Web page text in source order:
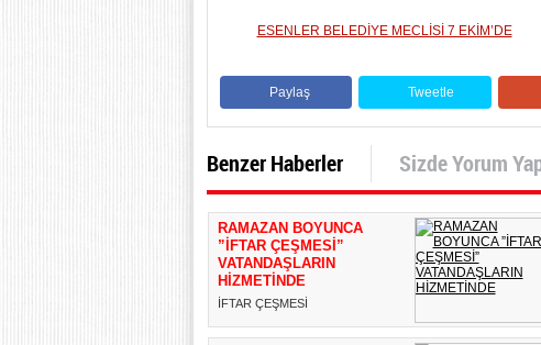
ESENLER BELEDİYE MECLİSİ 7 EKİM’DE
Paylaş Tweetle
Benzer Haberler Sizde Yorum
RAMAZAN BOYUNCA
”İFTAR ÇEŞMESİ”
VATANDAŞLARIN
HİZMETİNDE
İFTAR ÇEŞMESİ
Esenler Belediyesi tarafından 2011